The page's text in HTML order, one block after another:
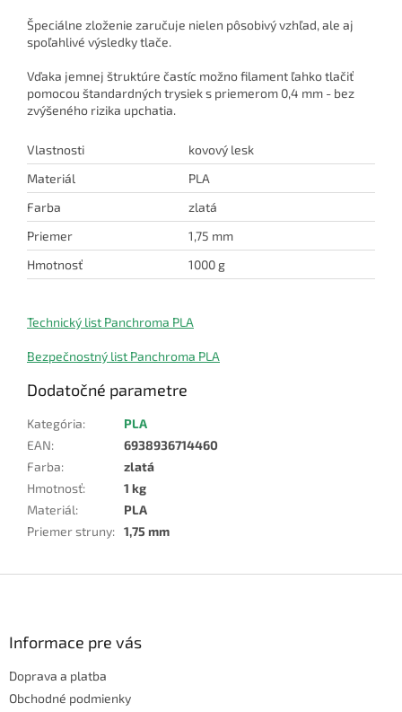
Špeciálne zloženie zaručuje nielen pôsobivý vzhľad, ale aj
spoľahlivé výsledky tlače.
Vďaka jemnej štruktúre častíc možno filament ľahko tlačiť
pomocou štandardných trysiek s priemerom 0,4 mm - bez
zvýšeného rizika upchatia.
Vlastnosti
kovový lesk
Materiál
PLA
Farba
zlatá
Priemer
1,75 mm
Hmotnosť
1000 g
Technický list Panchroma PLA
Bezpečnostný list Panchroma PLA
Dodatočné parametre
Kategória:
PLA
EAN:
6938936714460
Farba:
zlatá
Hmotnosť:
1 kg
Materiál:
PLA
Priemer struny: 1,75 mm
Informace pre vás
Doprava a platba
Obchodné podmienky